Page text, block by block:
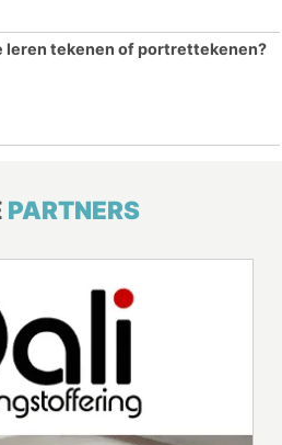
leren tekenen of portrettekenen?
PARTNERS